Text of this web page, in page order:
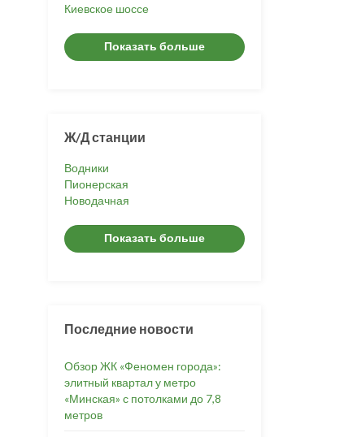
Киевское шоссе
Показать больше
Ж/Д станции
Водники
Пионерская
Новодачная
Показать больше
Последние новости
Обзор ЖК «Феномен города»:
элитный квартал у метро
«Минская» с потолками до 7,8
метров